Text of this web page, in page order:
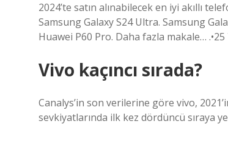
2024’te satın alınabilecek en iyi akıllı
Samsung Galaxy S24 Ultra. Samsung
Huawei P60 Pro. Daha fazla makale…
Vivo kaçıncı sırada?
Canalys’in son verilerine göre vivo,
sevkiyatlarında ilk kez dördüncü sıraya